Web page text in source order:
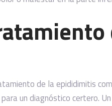
de la epididimitis
un diagnóstico certero.